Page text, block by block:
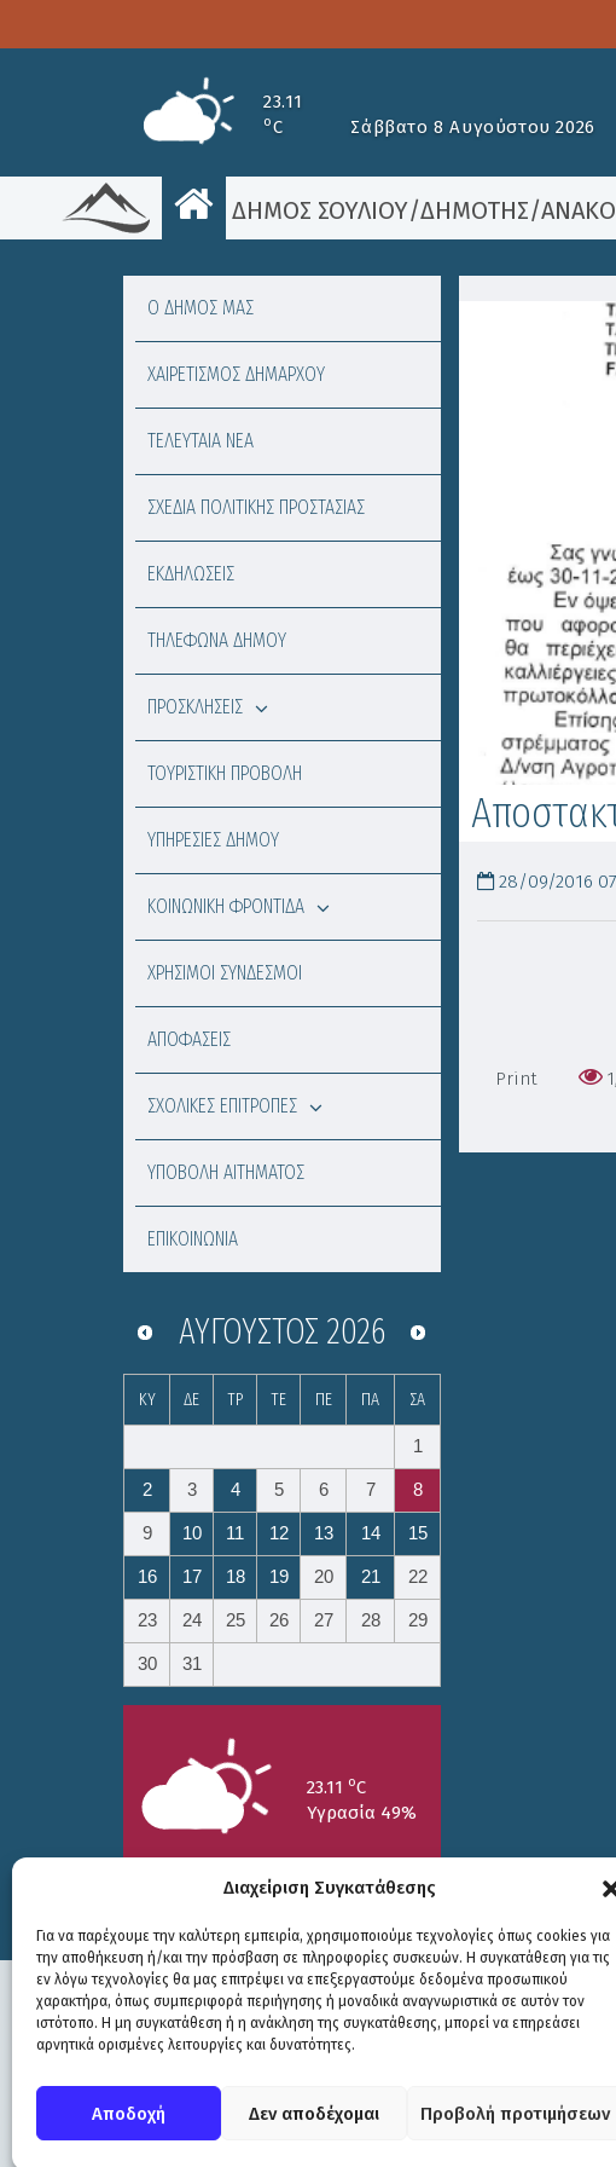
Διαχείριση Συγκατάθεσης
Για να παρέχουμε την καλύτερη εμπειρία, χρησιμοποιούμε τεχνολογίες όπως cookies για
την αποθήκευση ή/και την πρόσβαση σε πληροφορίες συσκευών. Η συγκατάθεση για τις
εν λόγω τεχνολογίες θα μας επιτρέψει να επεξεργαστούμε δεδομένα προσωπικού
χαρακτήρα, όπως συμπεριφορά περιήγησης ή μοναδικά αναγνωριστικά σε αυτόν τον
ιστότοπο. Η μη συγκατάθεση ή η ανάκληση της συγκατάθεσης, μπορεί να επηρεάσει
αρνητικά ορισμένες λειτουργίες και δυνατότητες.
Αποδοχή Δεν αποδέχομαι Προβολή προτιμήσεων
23.11
oC Σάββατο 8 Αυγούστου 2026
ΔΗΜΟΣ ΣΟΥΛΙΟΥ/ΔΗΜΟΤΗΣ/
28/09/2016
Print
Ο ΔΗΜΟΣ ΜΑΣ
ΧΑΙΡΕΤΙΣΜΟΣ ΔΗΜΑΡΧΟΥ
ΤΕΛΕΥΤΑΙΑ ΝΕΑ
ΣΧΕΔΙΑ ΠΟΛΙΤΙΚΗΣ ΠΡΟΣΤΑΣΙΑΣ
ΕΚΔΗΛΩΣΕΙΣ
ΤΗΛΕΦΩΝΑ ΔΗΜΟΥ
ΠΡΟΣΚΛΗΣΕΙΣ
ΤΟΥΡΙΣΤΙΚΗ ΠΡΟΒΟΛΗ
ΥΠΗΡΕΣΙΕΣ ΔΗΜΟΥ
ΚΟΙΝΩΝΙΚΗ ΦΡΟΝΤΙΔΑ
ΧΡΗΣΙΜΟΙ ΣΥΝΔΕΣΜΟΙ
ΑΠΟΦΑΣΕΙΣ
ΣΧΟΛΙΚΕΣ ΕΠΙΤΡΟΠΕΣ
ΥΠΟΒΟΛΗ ΑΙΤΗΜΑΤΟΣ
ΕΠΙΚΟΙΝΩΝΙΑ
ΑΎΓΟΥΣΤΟΣ 2026
ΚΥ ΔΕ ΤΡ ΤΕ ΠΕ ΠΑ ΣΑ
1
2 3 4 5 6 7 8
9 10 11 12 13 14 15
16 17 18 19 20 21 22
23 24 25 26 27 28 29
30 31
23.11 oC
Υγρασία 49%
25/7
15.73oC
26/7
17.99oC
27/7
20.94oC
© COPYRIGHT ΔΗΜΟΣ ΣΟΥΛΙΟΥ 2026
WEB DEVELOPMENT BYΕΓΚΡΙΤΟΣ GROUP| GRAPHICS DESIGN